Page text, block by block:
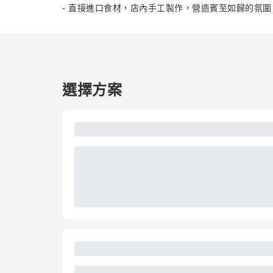
- 直接進口食材，店內手工製作，營造賓至如歸的氛
選擇方案